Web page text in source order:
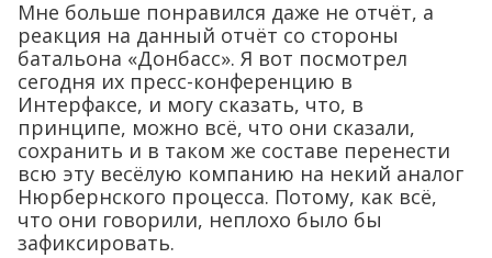
Мне больше понравился даже не отчёт, а
реакция на данный отчёт со стороны
батальона «Донбасс». Я вот посмотрел
сегодня их пресс-конференцию в
Интерфаксе, и могу сказать, что, в
принципе, можно всё, что они сказали,
сохранить и в таком же составе перенести
всю эту весёлую компанию на некий аналог
Нюрбернского процесса. Потому, как всё,
что они говорили, неплохо было бы
зафиксировать.